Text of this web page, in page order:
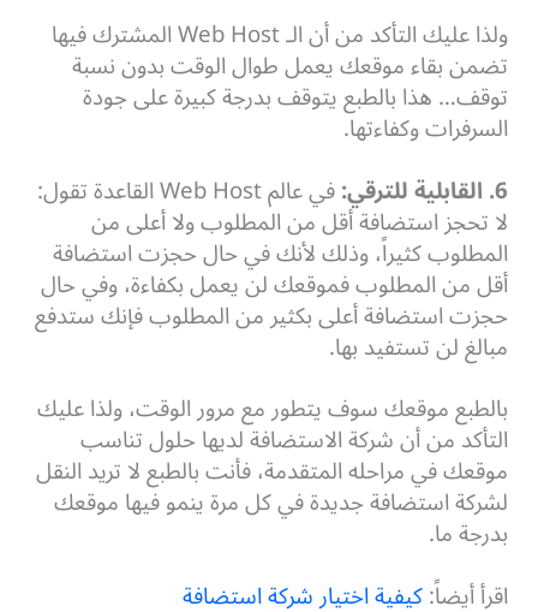
ولذا عليك التأكد من أن الـ Web Host المشترك فيها
تضمن بقاء موقعك يعمل طوال الوقت بدون نسبة
توقف… هذا بالطبع يتوقف بدرجة كبيرة على جودة
السرفرات وكفاءتها.
6. القابلية للترقي:
في عالم Web Host القاعدة تقول:
لا تحجز استضافة أقل من المطلوب ولا أعلى من
المطلوب كثيراً، وذلك لأنك في حال حجزت استضافة
أقل من المطلوب فموقعك لن يعمل بكفاءة، وفي حال
حجزت استضافة أعلى بكثير من المطلوب فإنك ستدفع
مبالغ لن تستفيد بها.
بالطبع موقعك سوف يتطور مع مرور الوقت، ولذا عليك
التأكد من أن شركة الاستضافة لديها حلول تناسب
موقعك في مراحله المتقدمة، فأنت بالطبع لا تريد النقل
لشركة استضافة جديدة في كل مرة ينمو فيها موقعك
بدرجة ما.
اقرأ أيضاً:كيفية اختيار شركة استضافة